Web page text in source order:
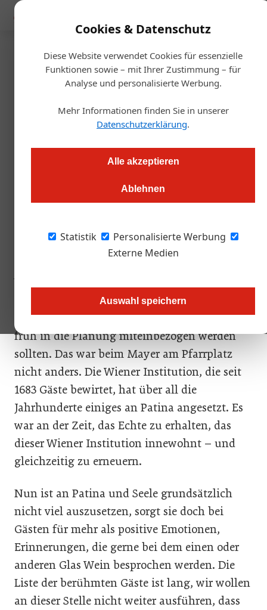
Cookies & Datenschutz
Diese Website verwendet Cookies für essenzielle
Funktionen sowie – mit Ihrer Zustimmung – für
Analyse und personalisierte Werbung.
Mehr Informationen finden Sie in unserer
Datenschutzerklärung.
Alle akzeptieren
Ablehnen
Statistik
Personalisierte Werbung
Externe Medien
Auswahl speichern
Startseite/Gastro & Hotel
Renovierung
Mayer am Pfarrplatz hat sich
herausgeputzt
21.04.2022, 15:20 Uhr
Der Wiener Traditionsheurige erstrahlt in neuem bzw. altem
Gebäudeensemble in den letzten zwei Jahren renoviert. Eine
Mammutaufgabe für Architekten.
Denkmalamt zu tun hatte der weiß, dass die
Hüter traditionsreicher Gemäuer möglichst
früh in die Planung miteinbezogen werden
sollten. Das war beim Mayer am Pfarrplatz
nicht anders. Die Wiener Institution, die seit
1683 Gäste bewirtet, hat über all die
Jahrhunderte einiges an Patina angesetzt. Es
war an der Zeit, das Echte zu erhalten, das
dieser Wiener Institution innewohnt – und
gleichzeitig zu erneuern.
Nun ist an Patina und Seele grundsätzlich
nicht viel auszusetzen, sorgt sie doch bei
Gästen für mehr als positive Emotionen,
Erinnerungen, die gerne bei dem einen oder
anderen Glas Wein besprochen werden. Die
Liste der berühmten Gäste ist lang, wir wollen
an dieser Stelle nicht weiter ausführen, dass